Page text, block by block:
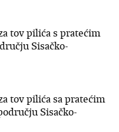
tov pilića s pratećim
Sisačko-
tov pilića sa pratećim
Sisačko-